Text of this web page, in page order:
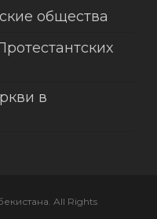
общества
в
All Rights